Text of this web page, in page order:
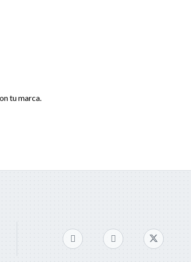
tu marca.